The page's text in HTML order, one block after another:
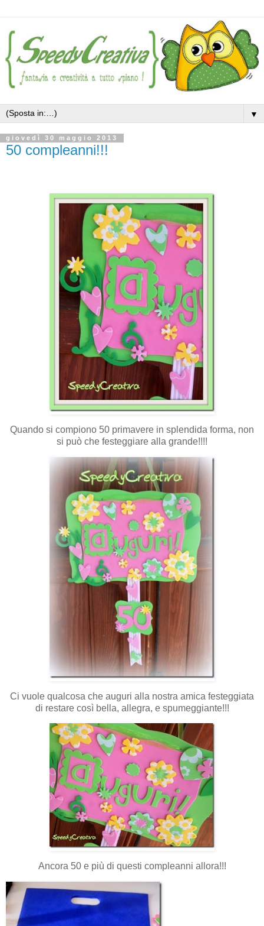
▼
giovedì 30 maggio 2013
50 compleanni!!!
Quando si compiono 50 primavere in splendida forma, non
si può che festeggiare alla grande!!!!
Ci vuole qualcosa che auguri alla nostra amica festeggiata
di restare così bella, allegra, e spumeggiante!!!
Ancora 50 e più di questi compleanni allora!!!